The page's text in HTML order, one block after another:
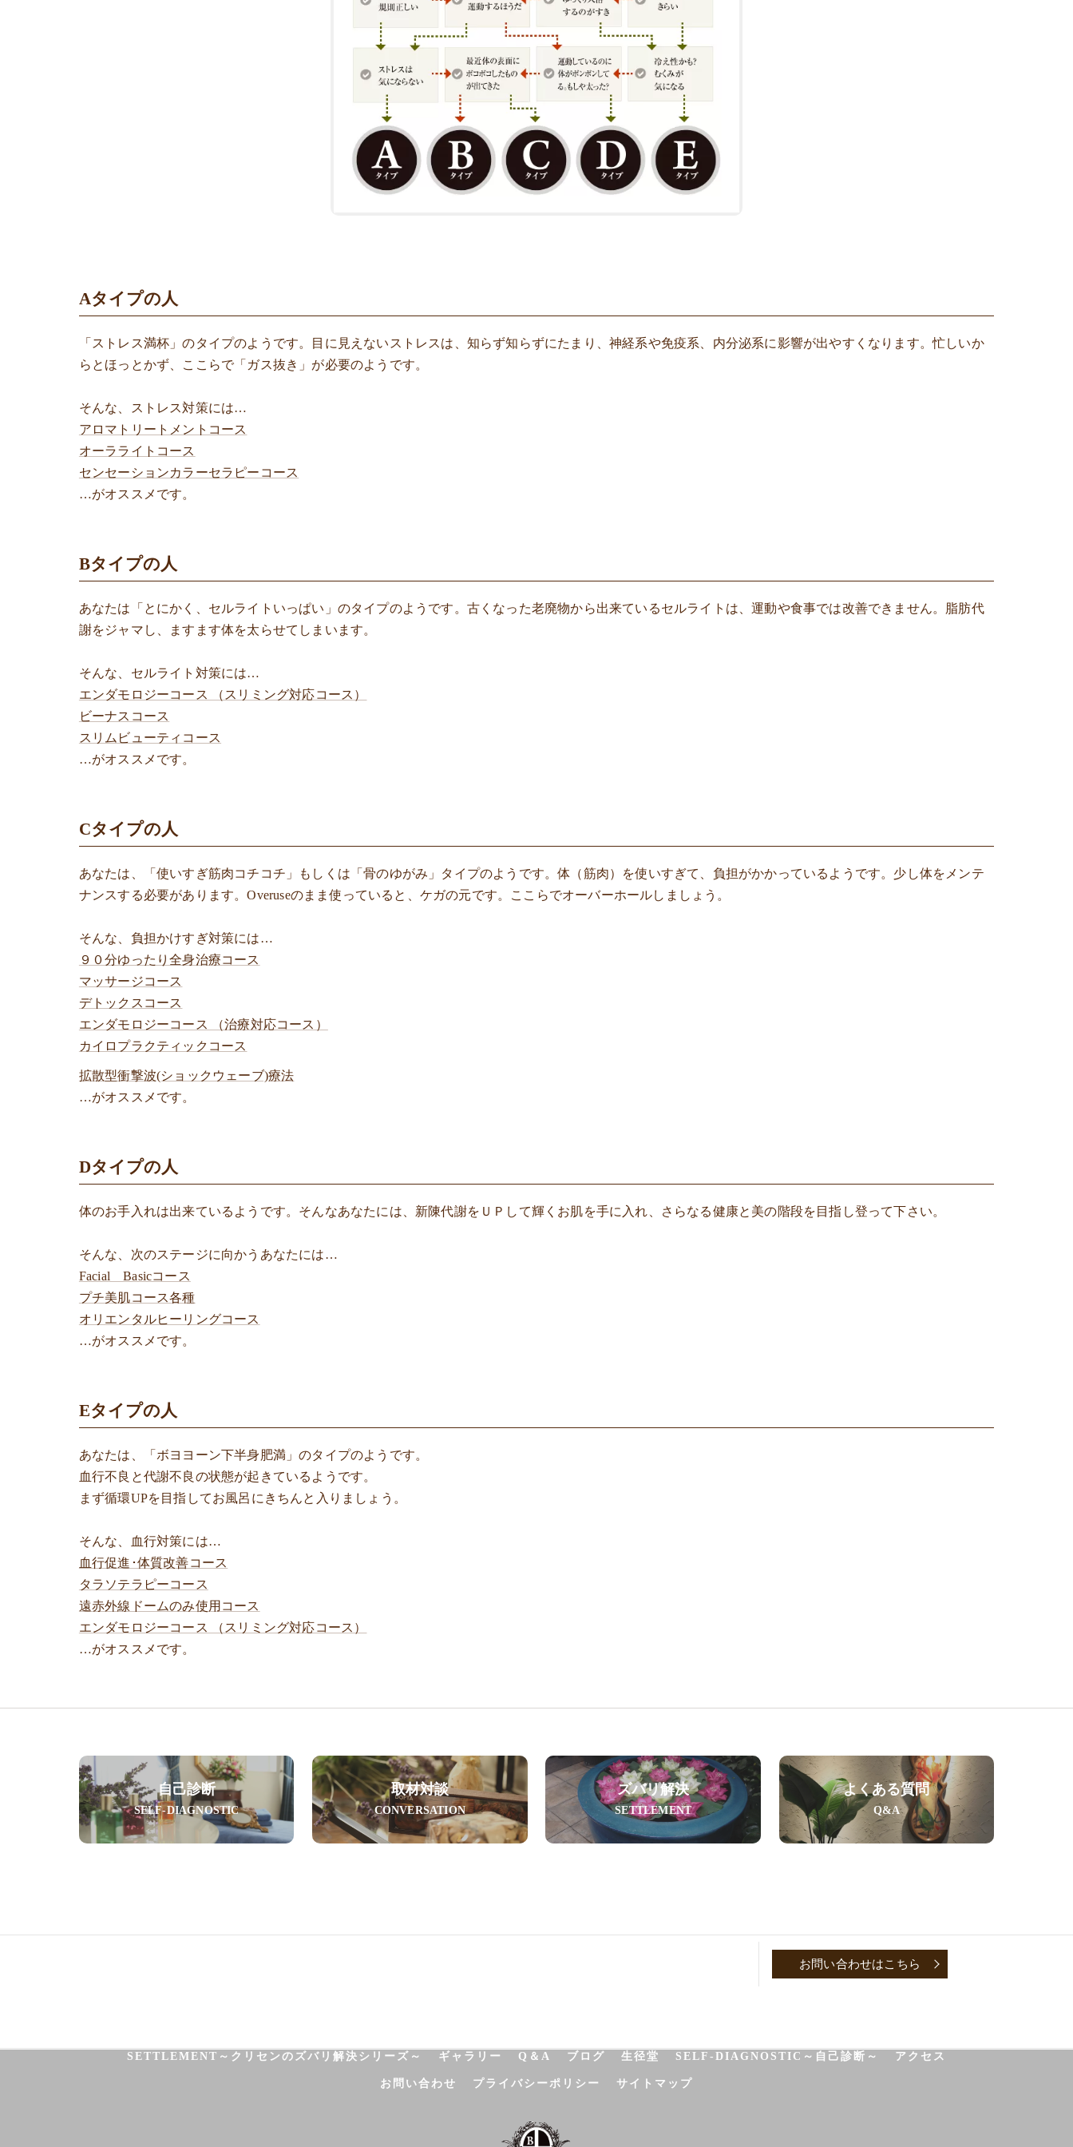
Aタイプの人
「ストレス満杯」のタイプのようです。目に見えないストレスは、知らず知らずにたまり、神経系や免疫系、内分泌系に影響が出やすくなります。忙しいか
らとほっとかず、ここらで「ガス抜き」が必要のようです。
そんな、ストレス対策には…
アロマトリートメントコース
オーラライトコース
センセーションカラーセラピーコース
…がオススメです。
Bタイプの人
あなたは「とにかく、セルライトいっぱい」のタイプのようです。古くなった老廃物から出来ているセルライトは、運動や食事では改善できません。脂肪代
謝をジャマし、ますます体を太らせてしまいます。
そんな、セルライト対策には…
エンダモロジーコース （スリミング対応コース）
ビーナスコース
スリムビューティコース
…がオススメです。
Cタイプの人
あなたは、「使いすぎ筋肉コチコチ」もしくは「骨のゆがみ」タイプのようです。体（筋肉）を使いすぎて、負担がかかっているようです。少し体をメンテ
ナンスする必要があります。Overuseのまま使っていると、ケガの元です。ここらでオーバーホールしましょう。
そんな、負担かけすぎ対策には…
９０分ゆったり全身治療コース
マッサージコース
デトックスコース
エンダモロジーコース （治療対応コース）
カイロプラクティックコース
拡散型衝撃波(ショックウェーブ)療法
…がオススメです。
Dタイプの人
体のお手入れは出来ているようです。そんなあなたには、新陳代謝をＵＰして輝くお肌を手に入れ、さらなる健康と美の階段を目指し登って下さい。
そんな、次のステージに向かうあなたには…
Facial Basicコース
プチ美肌コース各種
オリエンタルヒーリングコース
…がオススメです。
Eタイプの人
あなたは、「ボヨヨーン下半身肥満」のタイプのようです。
血行不良と代謝不良の状態が起きているようです。
まず循環UPを目指してお風呂にきちんと入りましょう。
そんな、血行対策には…
血行促進･体質改善コース
タラソテラピーコース
遠赤外線ドームのみ使用コース
エンダモロジーコース （スリミング対応コース）
…がオススメです。
自己診断
SELF-DIAGNOSTIC
取材対談
CONVERSATION
ズバリ解決
SETTLEMENT
よくある質問
Q&A
お問い合わせはこちら
SETTLEMENT～クリセンのズバリ解決シリーズ～ ギャラリー Q＆A ブログ 生径堂 SELF-DIAGNOSTIC～自己診断～ アクセス
お問い合わせ プライバシーポリシー サイトマップ